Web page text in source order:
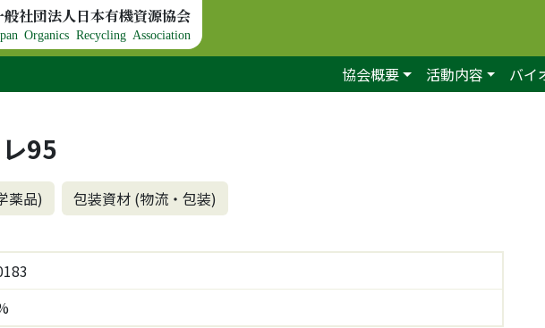
般社団法人日本有機資源協会
Organics Recycling Association
協会概要 活動内容 バイ
95
薬品) 包装資材 (物流・包装)